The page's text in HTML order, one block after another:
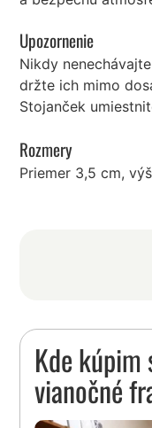
Upozornenie
Nikdy
držte ich mimo
Stojanček
Rozmery
Priemer 3,5 cm,
Kde
vianočné